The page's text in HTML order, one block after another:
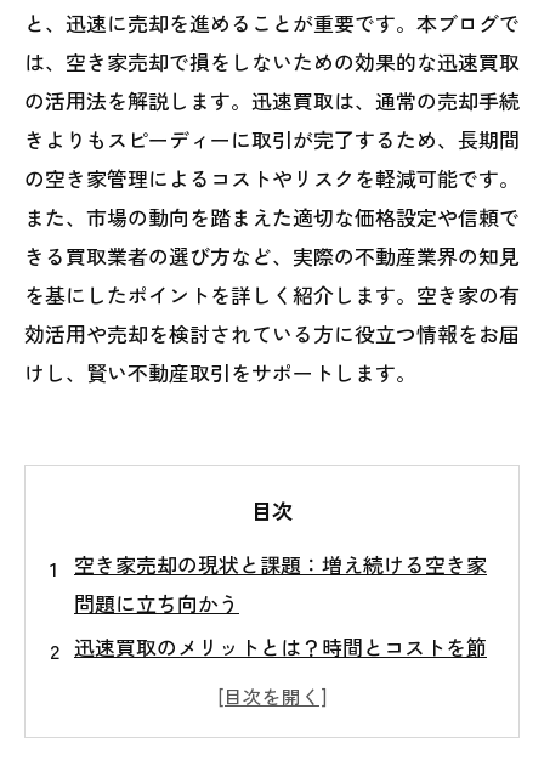
と、迅速に売却を進めることが重要です。本ブログで
は、空き家売却で損をしないための効果的な迅速買取
の活用法を解説します。迅速買取は、通常の売却手続
きよりもスピーディーに取引が完了するため、長期間
の空き家管理によるコストやリスクを軽減可能です。
また、市場の動向を踏まえた適切な価格設定や信頼で
きる買取業者の選び方など、実際の不動産業界の知見
を基にしたポイントを詳しく紹介します。空き家の有
効活用や売却を検討されている方に役立つ情報をお届
けし、賢い不動産取引をサポートします。
目次
空き家売却の現状と課題：増え続ける空き家
問題に立ち向かう
迅速買取のメリットとは？時間とコストを節